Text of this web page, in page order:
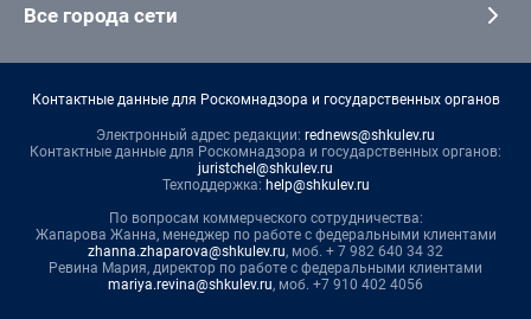
Все города сети
Контактные данные для Роскомнадзора и государственных органов
Электронный адрес редакции: rednews@shkulev.ru
Контактные данные для Роскомнадзора и государственных органов:
juristchel@shkulev.ru
Техподдержка: help@shkulev.ru
По вопросам коммерческого сотрудничества:
Жапарова Жанна, менеджер по работе с федеральными клиентами
zhanna.zhaparova@shkulev.ru, моб. + 7 982 640 34 32
Ревина Мария, директор по работе с федеральными клиентами
mariya.revina@shkulev.ru, моб. +7 910 402 4056